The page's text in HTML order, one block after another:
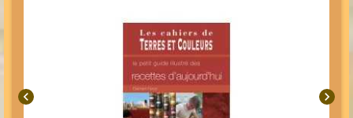
chevron_left chevron_right